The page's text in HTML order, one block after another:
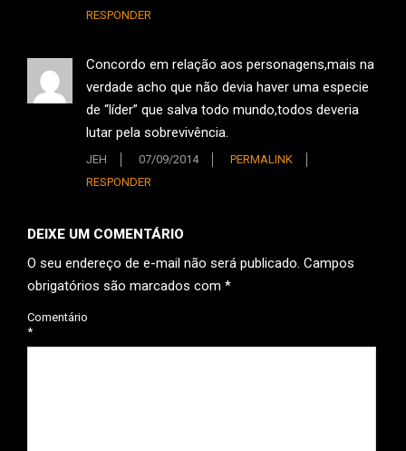
RESPONDER
Concordo em relação aos personagens,mais na
verdade acho que não devia haver uma especie
de “líder” que salva todo mundo,todos deveria
lutar pela sobrevivência.
JEH 07/09/2014
PERMALINK
RESPONDER
DEIXE UM COMENTÁRIO
O seu endereço de e-mail não será publicado. Campos
obrigatórios são marcados com *
Comentário
*